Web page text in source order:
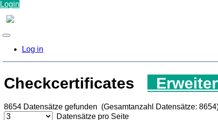
Login
Log in
Checkcertificates
8654 Datensätze gefunden (Gesamtanzahl Datensätze:
Datensätze pro Seite